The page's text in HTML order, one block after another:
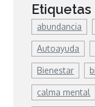
Etiquetas
abundancia
Autoayuda
Bienestar
calma mental